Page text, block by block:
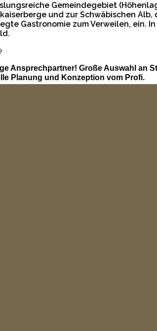
Gemeindegebiet
und zur Schwäbischen
Gastronomie zum Verweilen, ein.
Ansprechpartner! Große Auswahl an
Planung und Konzeption vom Profi.